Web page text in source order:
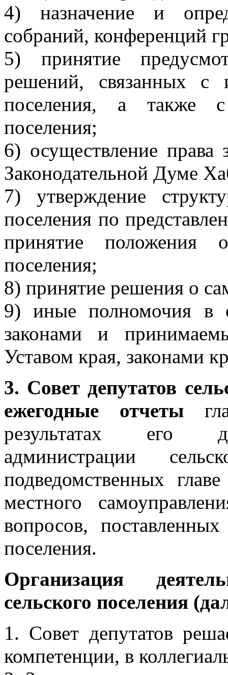
4) назначение и
собраний, конференций
5) принятие
решений, связанных с
поселения, а также с
поселения;
6) осуществление права
Законодательной Думе
7) утверждение
поселения по
принятие положения
поселения;
8) принятие решения о
9) иные полномочия в
законами и
Уставом края, законами
3. Совет депутатов
ежегодные отчеты
результатах его
администрации
подведомственных
местного
вопросов,
поселения.
Организация
сельского поселения
1. Совет депутатов
компетенции, в